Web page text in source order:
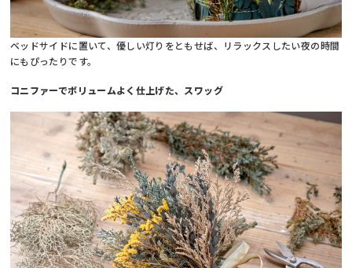
ベッドサイドに置いて、優しい灯りをともせば、リラックスしたい夜の時間
にもぴったりです。
コニファーでボリュームよく仕上げた、スワッグ